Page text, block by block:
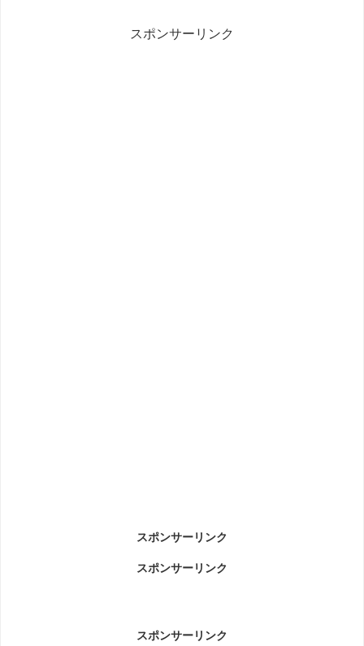
スポンサーリンク
スポンサーリンク
スポンサーリンク
スポンサーリンク